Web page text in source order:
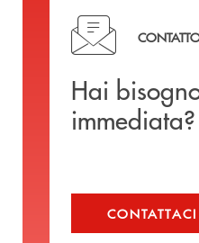
Hai bisogno di
Hai
immediata?
CONTATTACI